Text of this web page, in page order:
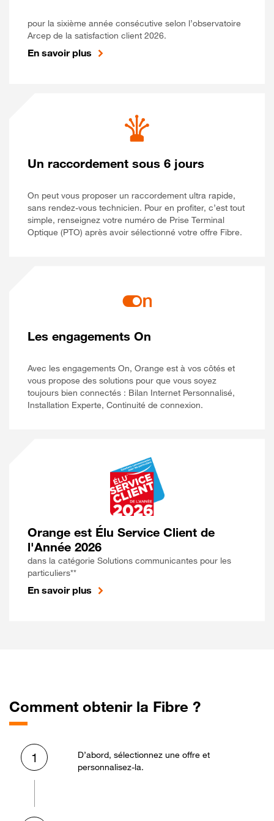
pour la sixième année consécutive selon l’observatoire
Arcep de la satisfaction client 2026.
En savoir plus
Un raccordement sous 6 jours
On peut vous proposer un raccordement ultra rapide,
sans rendez-vous technicien. Pour en profiter, c’est tout
simple, renseignez votre numéro de Prise Terminal
Optique (PTO) après avoir sélectionné votre offre Fibre.
Les engagements On
Avec les engagements On, Orange est à vos côtés et
vous propose des solutions pour que vous soyez
toujours bien connectés : Bilan Internet Personnalisé,
Installation Experte, Continuité de connexion.
Orange est Élu Service Client de
l'Année 2026
dans la catégorie Solutions communicantes pour les
particuliers**
En savoir plus
Comment obtenir la Fibre ?
1
D’abord, sélectionnez une offre et
personnalisez-la.